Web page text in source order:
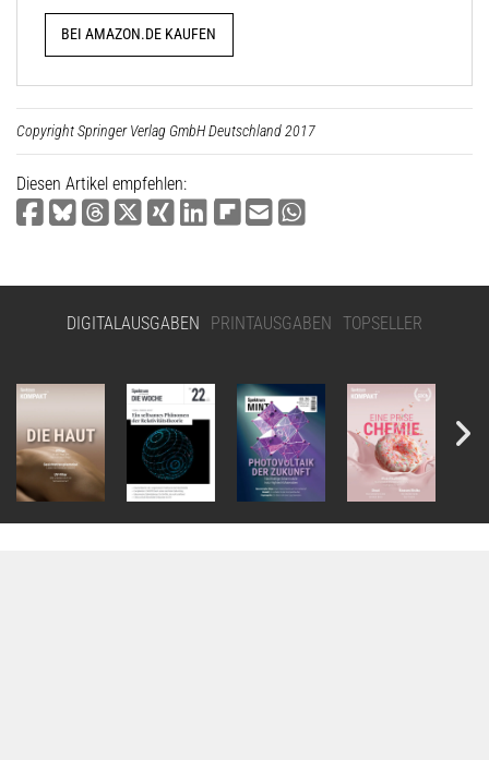
BEI AMAZON.DE KAUFEN
Copyright Springer Verlag GmbH Deutschland 2017
Diesen Artikel empfehlen:
DIGITALAUSGABEN PRINTAUSGABEN TOPSELLER